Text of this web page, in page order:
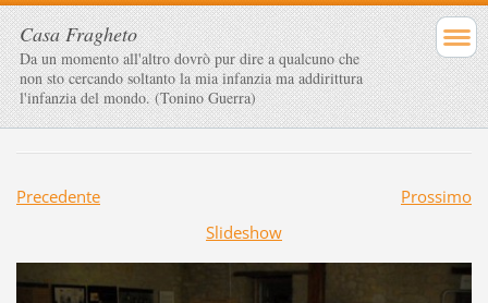
Casa Fragheto
Da un momento all'altro dovrò pur dire a qualcuno che
non sto cercando soltanto la mia infanzia ma addirittura
l'infanzia del mondo. (Tonino Guerra)
Precedente
Prossimo
Slideshow